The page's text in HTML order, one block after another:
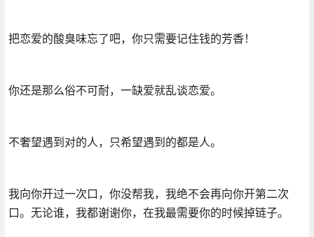
把恋爱的酸臭味忘了吧，你只需要记住钱的芳香！
你还是那么俗不可耐，一缺爱就乱谈恋爱。
不奢望遇到对的人，只希望遇到的都是人。
我向你开过一次口，你没帮我，我绝不会再向你开第二次
口。无论谁，我都谢谢你，在我最需要你的时候掉链子。